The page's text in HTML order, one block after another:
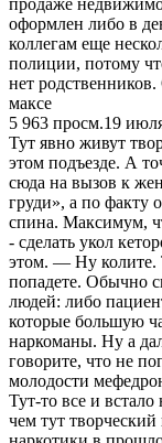
оформлен либо в
коллегам еще
полиции, потому
нет
максе
5 963 просм.19
Тут явно живут
этом подъезде. А
сюда на вызов к
груди», а по факту
спина. Максимум,
- сделать укол
этом. — Ну колите.
попадете. Обычно
людей: либо
которые большую
наркоманы. Ну а
говорите, что не
молодости
Тут-то все и
чем тут